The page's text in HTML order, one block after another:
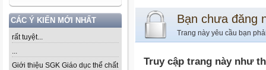
CÁC Ý KIẾN MỚI NHẤT
rất tuyệt...
...
Giới thiệu SGK Giáo dục thể chất
Bạn chưa đăng
Trang này yêu cầu bạn
Truy cập trang này như